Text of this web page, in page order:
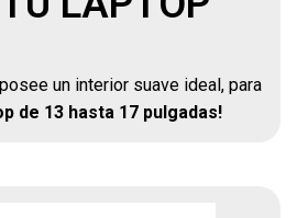
un interior suave ideal, para
de 13 hasta 17 pulgadas!